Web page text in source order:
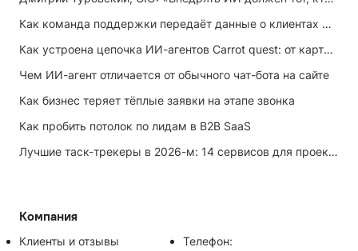
Как команда поддержки передаёт данные о клиентах маркетингу
Как устроена цепочка ИИ-агентов Carrot quest: от карточки лида до записи на встречу
Чем ИИ-агент отличается от обычного чат-бота на сайте
Как бизнес теряет тёплые заявки на этапе звонка
Как пробить потолок по лидам в B2B SaaS
Лучшие таск-трекеры в 2026-м: 14 сервисов для проектов и личных задач
Компания
Клиенты и отзывы
Телефон: